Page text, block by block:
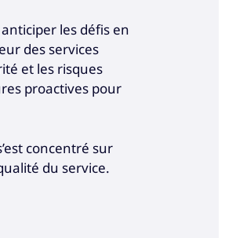
les défis en
des services
et les risques
proactives pour
concentré sur
du service.